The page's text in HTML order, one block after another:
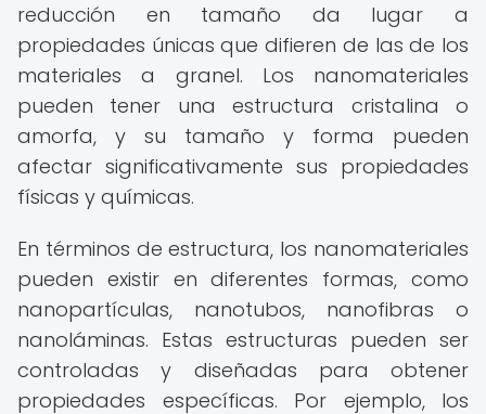
reducción en tamaño da lugar a
propiedades únicas que difieren de las de los
materiales a granel. Los nanomateriales
pueden tener una estructura cristalina o
amorfa, y su tamaño y forma pueden
afectar significativamente sus propiedades
físicas y químicas.
En términos de estructura, los nanomateriales
pueden existir en diferentes formas, como
nanopartículas, nanotubos, nanofibras o
nanoláminas. Estas estructuras pueden ser
controladas y diseñadas para obtener
propiedades específicas. Por ejemplo, los